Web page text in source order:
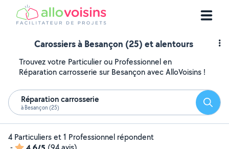
Carossiers à Besançon (25) et alentours
Trouvez votre Particulier ou Professionnel en
Réparation carrosserie sur Besançon avec AlloVoisins !
Réparation carrosserie
à Besançon (25)
4 Particuliers et 1 Professionnel répondent